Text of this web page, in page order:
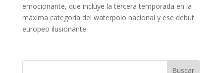
emocionante, que incluye la tercera temporada en la
máxima categoría del waterpolo nacional y ese debut
europeo ilusionante.